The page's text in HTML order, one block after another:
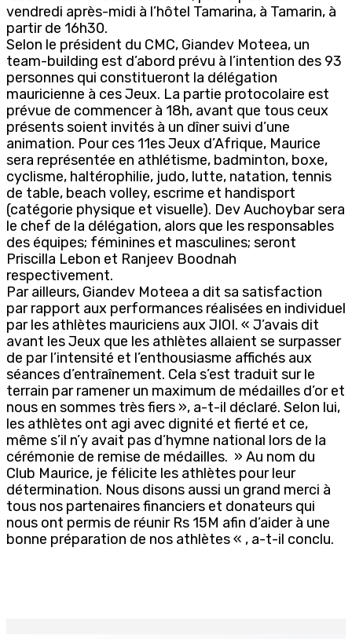
vendredi après-midi à l’hôtel Tamarina, à Tamarin, à
partir de 16h30.
Selon le président du CMC, Giandev Moteea, un
team-building est d’abord prévu à l’intention des 93
personnes qui constitueront la délégation
mauricienne à ces Jeux. La partie protocolaire est
prévue de commencer à 18h, avant que tous ceux
présents soient invités à un dîner suivi d’une
animation. Pour ces 11es Jeux d’Afrique, Maurice
sera représentée en athlétisme, badminton, boxe,
cyclisme, haltérophilie, judo, lutte, natation, tennis
de table, beach volley, escrime et handisport
(catégorie physique et visuelle). Dev Auchoybar sera
le chef de la délégation, alors que les responsables
des équipes; féminines et masculines; seront
Priscilla Lebon et Ranjeev Boodnah
respectivement.
Par ailleurs, Giandev Moteea a dit sa satisfaction
par rapport aux performances réalisées en individuel
par les athlètes mauriciens aux JIOI. « J’avais dit
avant les Jeux que les athlètes allaient se surpasser
de par l’intensité et l’enthousiasme affichés aux
séances d’entraînement. Cela s’est traduit sur le
terrain par ramener un maximum de médailles d’or et
nous en sommes très fiers », a-t-il déclaré. Selon lui,
les athlètes ont agi avec dignité et fierté et ce,
même s’il n’y avait pas d’hymne national lors de la
cérémonie de remise de médailles. » Au nom du
Club Maurice, je félicite les athlètes pour leur
détermination. Nous disons aussi un grand merci à
tous nos partenaires financiers et donateurs qui
nous ont permis de réunir Rs 15M afin d’aider à une
bonne préparation de nos athlètes « , a-t-il conclu.